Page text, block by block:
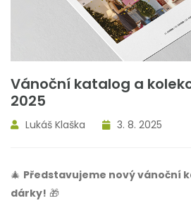
Vánoční katalog a
2025
Lukáš Klaška 3. 8. 2025
🎄 Představujeme nový vánoční
dárky! 🎁